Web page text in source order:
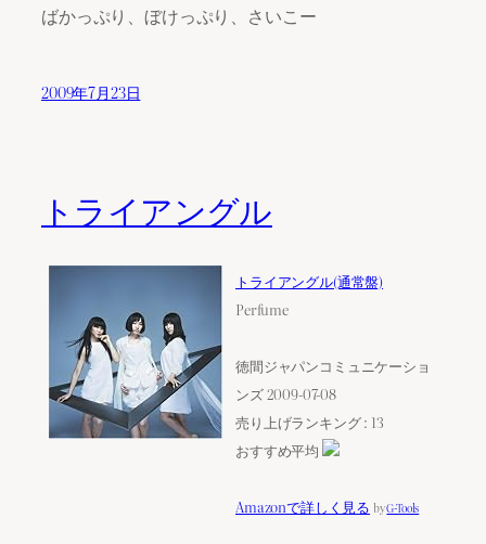
ばかっぷり、ぼけっぷり、さいこー
2009年7月23日
トライアングル
トライアングル(通常盤)
Perfume
徳間ジャパンコミュニケーショ
ンズ 2009-07-08
売り上げランキング : 13
おすすめ平均
Amazonで詳しく見る byG-Tools